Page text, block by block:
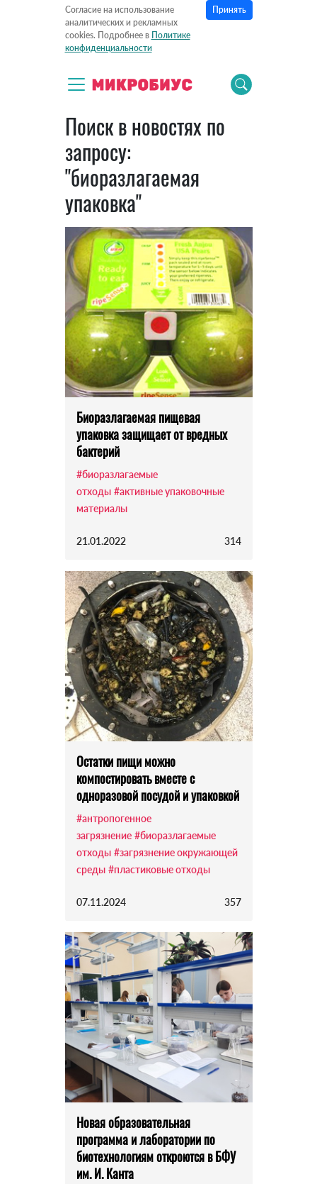
Согласие на использование
аналитических и рекламных
cookies. Подробнее в Политике
конфиденциальности
Принять
Поиск в новостях по
запросу:
"биоразлагаемая
упаковка"
Биоразлагаемая пищевая
упаковка защищает от вредных
бактерий
#биоразлагаемые
отходы #активные упаковочные
материалы
21.01.2022 314
Остатки пищи можно
компостировать вместе с
одноразовой посудой и упаковкой
#антропогенное
загрязнение #биоразлагаемые
отходы #загрязнение окружающей
среды #пластиковые отходы
07.11.2024 357
Новая образовательная
программа и лаборатории по
биотехнологиям откроются в БФУ
им. И. Канта